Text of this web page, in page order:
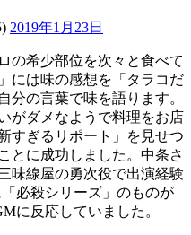
2019年1月23日
の希少部位を次々と食べて
には味の感想を「タラコだ
分の言葉で味を語ります。
がダメなようで料理をお店
すぎるリポート」を見せつ
とに成功しました。中条さ
味線屋の勇次役で出演経験
必殺シリーズ」のものが
に反応していました。